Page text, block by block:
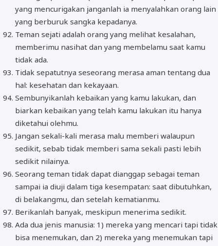
yang mencurigakan janganlah ia menyalahkan orang lain
yang berburuk sangka kepadanya.
Teman sejati adalah orang yang melihat kesalahan,
memberimu nasihat dan yang membelamu saat kamu
tidak ada.
Tidak sepatutnya seseorang merasa aman tentang dua
hal: kesehatan dan kekayaan.
Sembunyikanlah kebaikan yang kamu lakukan, dan
biarkan kebaikan yang telah kamu lakukan itu hanya
diketahui olehmu.
Jangan sekali-kali merasa malu memberi walaupun
sedikit, sebab tidak memberi sama sekali pasti lebih
sedikit nilainya.
Seorang teman tidak dapat dianggap sebagai teman
sampai ia diuji dalam tiga kesempatan: saat dibutuhkan,
di belakangmu, dan setelah kematianmu.
Berikanlah banyak, meskipun menerima sedikit.
Ada dua jenis manusia: 1) mereka yang mencari tapi tidak
bisa menemukan, dan 2) mereka yang menemukan tapi